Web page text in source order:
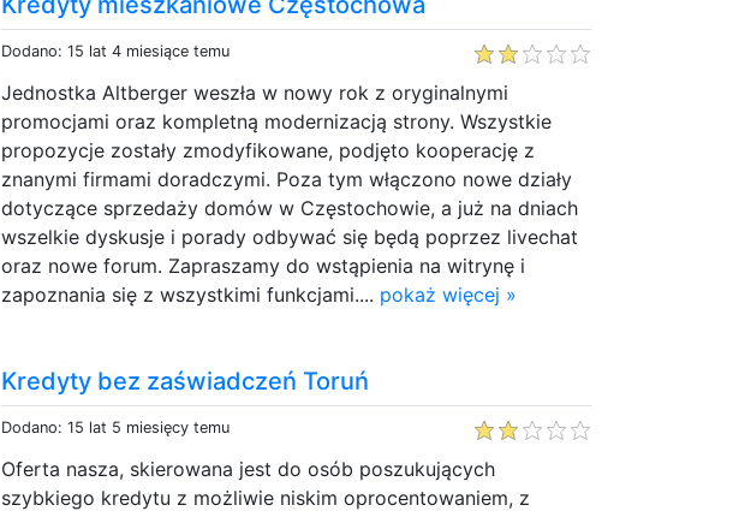
Dodano: 15 lat 4 miesiące temu
Jednostka Altberger weszła w nowy rok z oryginalnymi
promocjami oraz kompletną modernizacją strony. Wszystkie
propozycje zostały zmodyfikowane, podjęto kooperację z
znanymi firmami doradczymi. Poza tym włączono nowe działy
dotyczące sprzedaży domów w Częstochowie, a już na dniach
wszelkie dyskusje i porady odbywać się będą poprzez livechat
oraz nowe forum. Zapraszamy do wstąpienia na witrynę i
zapoznania się z wszystkimi funkcjami.... pokaż więcej »
Kredyty bez zaświadczeń Toruń
Dodano: 15 lat 5 miesięcy temu
Oferta nasza, skierowana jest do osób poszukujących
szybkiego kredytu z możliwie niskim oprocentowaniem, z